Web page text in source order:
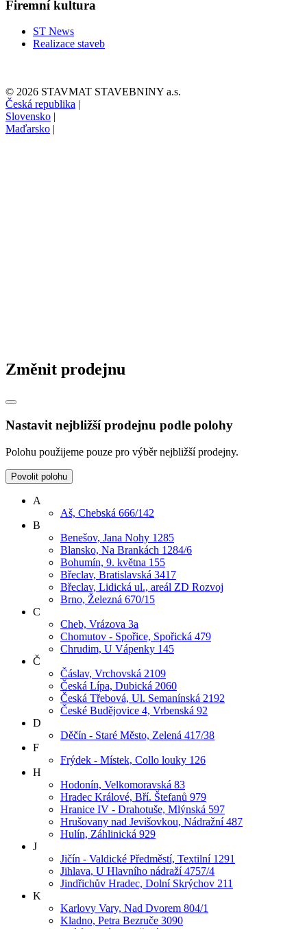
Firemní kultura
ST News
Realizace staveb
© 2026 STAVMAT STAVEBNINY a.s.
Česká republika |
Slovensko |
Maďarsko |
Změnit prodejnu
Nastavit nejbližší prodejnu podle polohy
Polohu použijeme pouze pro výběr nejbližší prodejny.
Povolit polohu
A
Aš, Chebská 666/142
B
Benešov, Jana Nohy 1285
Blansko, Na Brankách 1284/6
Bohumín, 9. května 155
Břeclav, Bratislavská 3417
Břeclav, Lidická ul., areál ZD Rozvoj
Brno, Železná 670/15
C
Cheb, Vrázova 3a
Chomutov - Spořice, Spořická 479
Chrudim, U Vápenky 145
Č
Čáslav, Vrchovská 2109
Česká Lípa, Dubická 2060
Česká Třebová, Ul. Semanínská 2192
České Budějovice 4, Vrbenská 92
D
Děčín - Staré Město, Zelená 417/38
F
Frýdek - Místek, Collo louky 126
H
Hodonín, Velkomoravská 83
Hradec Králové, Bří. Štefanů 979
Hranice IV - Drahotuše, Mlýnská 597
Hrušovany nad Jevišovkou, Nádražní 487
Hulín, Záhlinická 929
J
Jičín - Valdické Předměstí, Textilní 1291
Jihlava, U Hlavního nádraží 4757/4
Jindřichův Hradec, Dolní Skrýchov 211
K
Karlovy Vary, Nad Dvorem 804/1
Kladno, Petra Bezruče 3090